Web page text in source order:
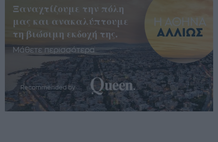
Ξαναχτίζουμε την πόλη
μας και ανακαλύπτουμε
τη βιώσιμη εκδοχή της.
Μάθετε περισσότερα
Recommended by